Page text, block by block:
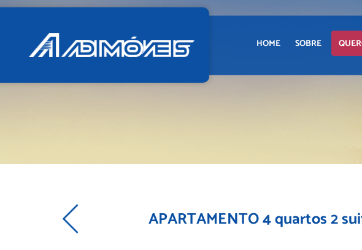
HOME SOBRE
APARTAMENTO 4 quartos 2